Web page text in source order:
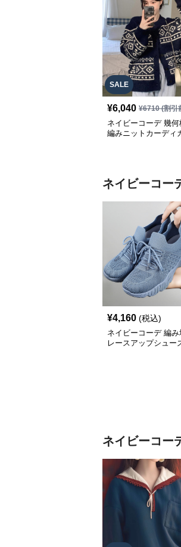
SALE
¥6,040 ¥6710(割引
ネイビーコーデ 幾何
編みニットカーディ
ネイビーコー
¥4,160 (税込)
ネイビーコーデ 編み
レースアップシュー
ネイビーコー